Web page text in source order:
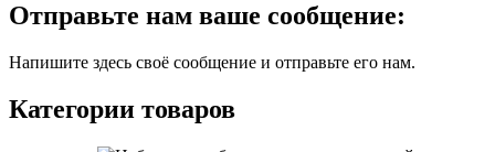
Отправьте нам ваше сообщение:
Напишите здесь своё сообщение и отправьте его нам.
Категории товаров